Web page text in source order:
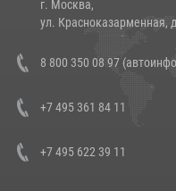
14 июля 2026, 12:20
Состоялась рабочая встреча
генерала армии Виктора
представителя Президента
Кавказском федеральном
г. Москва,
ул. Красноказарменная,
8 800 350 08 97
+7 495 361 84 11
+7 495 622 39 11